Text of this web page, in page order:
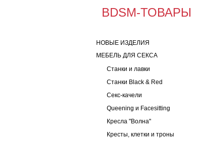
BDSM-ТОВАРЫ
НОВЫЕ ИЗДЕЛИЯ
МЕБЕЛЬ ДЛЯ СЕКСА
Станки и лавки
Станки Black & Red
Секс-качели
Queening и Facesitting
Кресла "Волна"
Кресты, клетки и троны